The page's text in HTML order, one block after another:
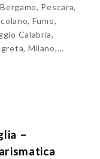
Pescara,
Fumo,
Calabria,
Milano,…
–